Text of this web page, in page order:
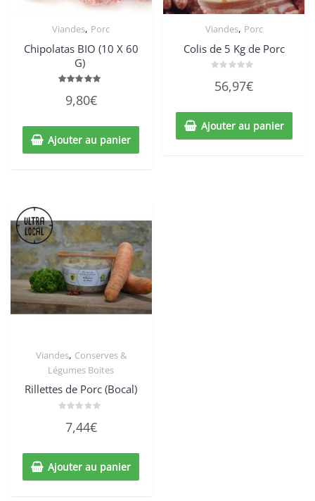
Viandes, Porc
Chipolatas BIO (10 X 60
G)
5.00
sur 5
9,80€
Ajouter au panier
Viandes, Porc
Colis de 5 Kg de Porc
0
sur
56,97€
Ajouter au panier
Viandes, Conserves &
Légumes Boites
Rillettes de Porc (Bocal)
sur
7,44€
Ajouter au panier